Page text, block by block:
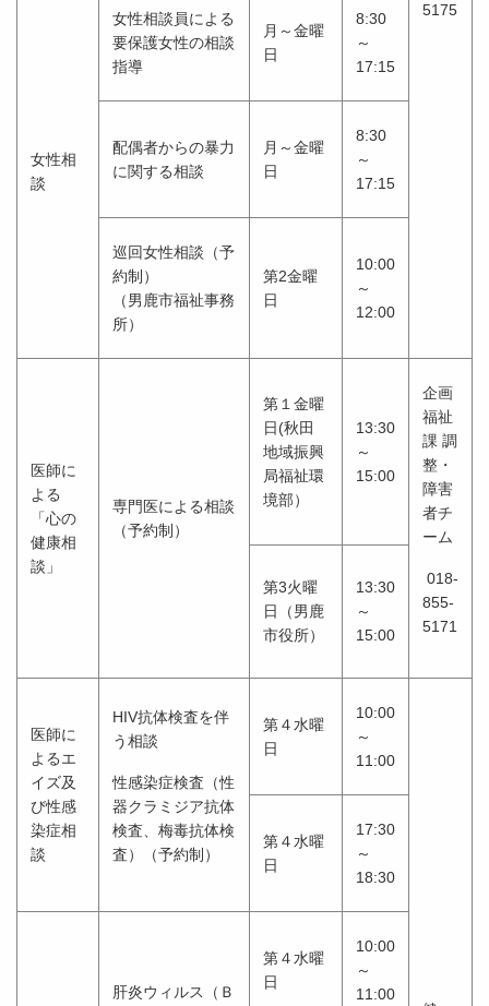
5175
女性相
談
女性相談員による
要保護女性の相談
指導
月～金曜
日
8:30
～
17:15
配偶者からの暴力
に関する相談
月～金曜
日
8:30
～
17:15
巡回女性相談（予
約制）
（男鹿市福祉事務
所）
第2金曜
日
10:00
～
12:00
医師に
よる
「心の
健康相
談」
専門医による相談
（予約制）
第１金曜
日(秋田
地域振興
局福祉環
境部）
13:30
～
15:00
企画
福祉
課 調
整・
障害
者チ
ーム
018-
855-
5171
第3火曜
日（男鹿
市役所）
13:30
～
15:00
医師に
よるエ
イズ及
び性感
染症相
談
HIV抗体検査を伴
う相談
性感染症検査（性
器クラミジア抗体
検査、梅毒抗体検
査）（予約制）
第４水曜
日
10:00
～
11:00
第４水曜
日
17:30
～
18:30
肝炎ウィルス（Ｂ
第４水曜
日
10:00
～
11:00